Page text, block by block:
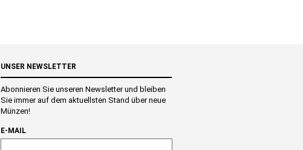
UNSER NEWSLETTER
Abonnieren Sie unseren Newsletter und bleiben
Sie immer auf dem aktuellsten Stand über neue
Münzen!
E-MAIL